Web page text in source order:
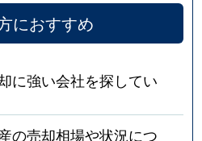
におすすめ
に強い会社を探してい
の売却相場や状況につ